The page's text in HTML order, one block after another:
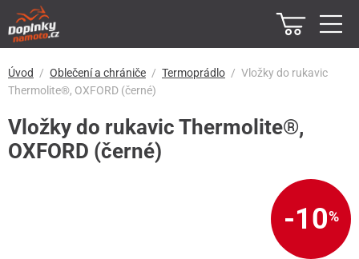
Úvod Oblečení a chrániče Termoprádlo
Vložky do rukavic
Thermolite®, OXFORD (černé)
Vložky do rukavic Thermolite®,
OXFORD (černé)
-10%